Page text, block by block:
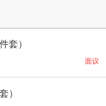
套）
面议
）